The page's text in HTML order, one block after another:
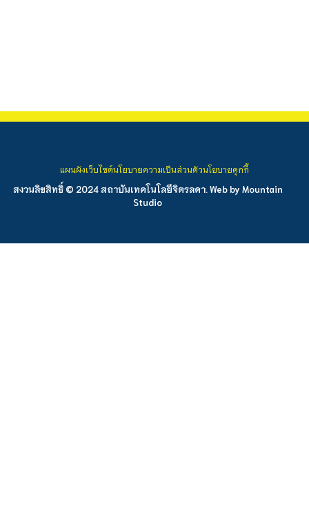
สงวนลิขสิทธิ์ © 2024 สถาบันเทคโนโลยีจิตรลดา. Web by Mountain
Studio
แผนผังเว็บไซต์นโยบายความเป็นส่วนตัวนโยบายคุกกี้